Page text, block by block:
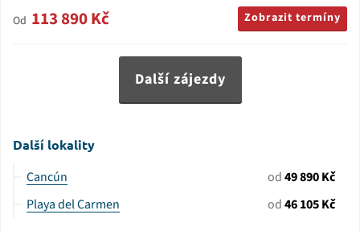
Od 113 890 Kč Zobrazit termíny
Další zájezdy
Další lokality
Cancún od49 890 Kč
Playa del Carmen
od46 105 Kč